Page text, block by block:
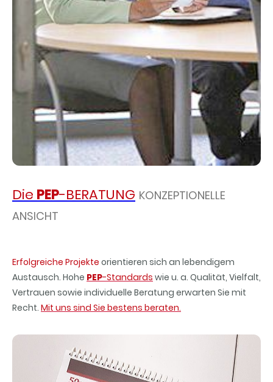
Die PEP-BERATUNG KONZEPTIONELLE
ANSICHT
Erfolgreiche Projekte orientieren sich an lebendigem
Austausch. Hohe PEP-Standards wie u. a. Qualität, Vielfalt,
Vertrauen sowie individuelle Beratung erwarten Sie mit
Recht. Mit uns sind Sie bestens beraten.